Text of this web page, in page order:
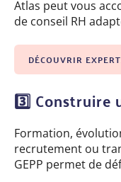
Atlas peut vous
de conseil RH
DÉCOUVRIR
3️ Construire
Formation,
recrutement ou
GEPP permet de